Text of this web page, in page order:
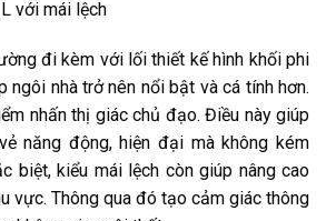
đi kèm với lối thiết kế hình khối phi
nhà trở nên nổi bật và cá tính hơn.
nhấn thị giác chủ đạo. Điều này giúp
năng động, hiện đại mà không kém
biệt, kiểu mái lệch còn giúp nâng cao
vực. Thông qua đó tạo cảm giác thông